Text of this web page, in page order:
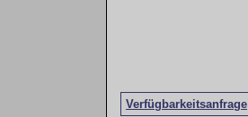
Verfügbarkeitsanfrage